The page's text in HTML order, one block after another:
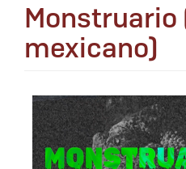
Monstruario
mexicano)